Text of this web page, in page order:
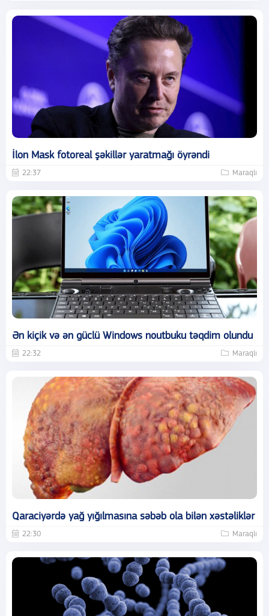
İlon Mask fotoreal şəkillər yaratmağı öyrəndi
22:37 Maraqlı
Ən kiçik və ən güclü Windows noutbuku təqdim olundu
22:32 Maraqlı
Qaraciyərdə yağ yığılmasına səbəb ola bilən xəstəliklər
22:30 Maraqlı